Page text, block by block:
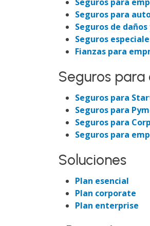
Seguros para
Seguros de daños
Seguros
Fianzas para
Seguros para
Seguros para
Seguros para
Seguros para
Seguros para
Soluciones
Plan esencial
Plan corporate
Plan enterprise